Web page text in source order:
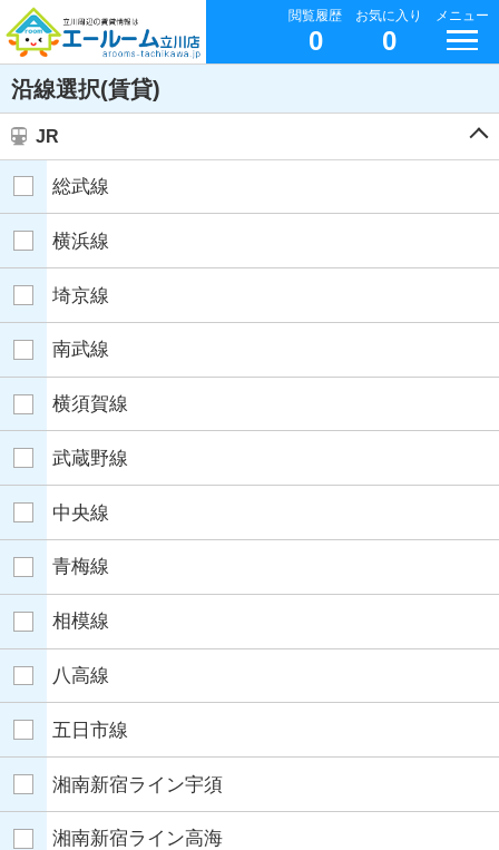
閲覧履歴
0
お気に入り
0
メニュー
沿線選択(賃貸)
JR
総武線
横浜線
埼京線
南武線
横須賀線
武蔵野線
中央線
青梅線
相模線
八高線
五日市線
湘南新宿ライン宇須
湘南新宿ライン高海